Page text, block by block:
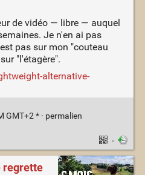
de vidéo — libre — auquel
Je n'en ai pas
pas sur mon "couteau
"l'étagère".
alternative-
GMT+2 * · permalien
·
regrette